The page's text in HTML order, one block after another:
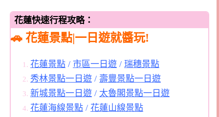
花蓮快速行程攻略：
🚗 花蓮景點|一日遊就醬玩!
花蓮景點 / 市區一日遊 / 瑞穗景點
秀林景點一日遊 / 壽豐景點一日遊
新城景點一日遊 / 太魯閣景點一日遊
花蓮海線景點 / 花蓮山線景點